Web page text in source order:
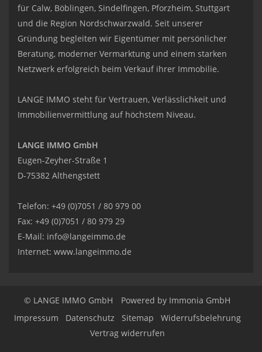
für Calw, Böblingen, Sindelfingen, Pforzheim, Stuttgart
und die Region Nordschwarzwald. Seit unserer
Gründung begleiten wir Eigentümer mit persönlicher
Beratung, moderner Vermarktung und einem starken
Netzwerk erfolgreich beim Verkauf ihrer Immobilie.
LANGE IMMO steht für Vertrauen, Verlässlichkeit und
Immobilienvermittlung auf höchstem Niveau.
LANGE IMMO GmbH
Eugen-Zeyher-Straße 1
D-75382 Althengstett
Telefon: +49 (0)7051 / 80 979 00
Fax: +49 (0)7051 / 80 979 29
E-Mail: info@langeimmo.de
Internet: www.langeimmo.de
© LANGE IMMO GmbH
Powered by Immonia GmbH
Impressum
Datenschutz Sitemap
Widerrufsbelehrung
Vertrag widerrufen